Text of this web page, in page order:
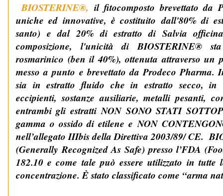
BIOSTERINE®, il fitocomposto brevettato da
uniche ed innovative, è costituitodall'80% di
santo) e dal20% di estratto di Salvia
composizione, l'unicità di BIOSTERINE®
rosmarinico (ben il 40%), ottenuta attraverso un
messo a punto e brevettato da Prodeco
sia in estratto fluido che in estratto secco,
eccipienti, sostanze ausiliarie, metalli pesanti,
entrambi gli estrattiNON SONO STATI
gamma o ossido di etilene eNON
nell’allegato IIIbis della Direttiva 2003/89/ CE.
(Generally Recognized As Safe) presso l’FDA
182.10 e come tale può essere utilizzato in
concentrazione. È stato classificato come “arma